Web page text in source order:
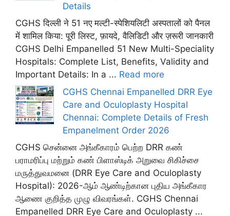
Details
CGHS दिल्ली ने 51 नए मल्टी-स्पेशियलिटी अस्पतालों को पैनल
में शामिल किया: पूरी लिस्ट, फ़ायदे, वैलिडिटी और ज़रूरी जानकारी
CGHS Delhi Empanelled 51 New Multi-Speciality
Hospitals: Complete List, Benefits, Validity and
Important Details: In a ... Read more
CGHS Chennai Empanelled DRR Eye
Care and Oculoplasty Hospital
Chennai: Complete Details of Fresh
Empanelment Order 2026
CGHS சென்னை அங்கீகாரம் பெற்ற DRR கண்
பராமரிப்பு மற்றும் கண் பிளாஸ்டிக் அறுவை சிகிச்சை
மருத்துவமனை (DRR Eye Care and Oculoplasty
Hospital): 2026-ஆம் ஆண்டிற்கான புதிய அங்கீகார
ஆணை குறித்த முழு விவரங்கள். CGHS Chennai
Empanelled DRR Eye Care and Oculoplasty ...